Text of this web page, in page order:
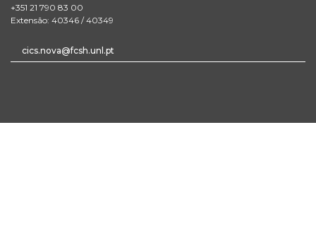
+351 21 790 83 00
Extensão: 40346 / 40349
cics.nova@fcsh.unl.pt